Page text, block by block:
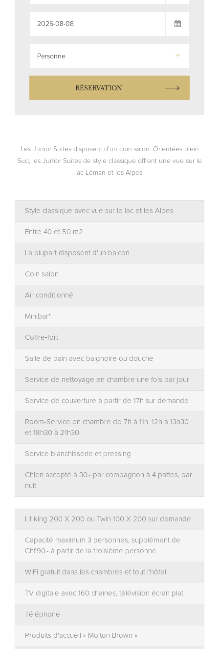
Personne
RÉSERVATION
Les Junior Suites disposent d’un coin salon. Orientées plein
Sud, les Junior Suites de style classique offrent une vue sur le
lac Léman et les Alpes.
Style classique avec vue sur le lac et les Alpes
Entre 40 et 50 m2
La plupart disposent d'un balcon
Coin salon
Air conditionné
Minibar*
Coffre‐fort
Salle de bain avec baignoire ou douche
Service de nettoyage en chambre une fois par jour
Service de couverture à partir de 17h sur demande
Room-Service en chambre de 7h à 11h, 12h à 13h30
et 18h30 à 21h30
Service blanchisserie et pressing
Chien accepté à 30.- par compagnon à 4 pattes, par
nuit
Lit king 200 X 200 ou Twin 100 X 200 sur demande
Capacité maximum 3 personnes, supplément de
Chf.90.- à partir de la troisième personne
WIFI gratuit dans les chambres et tout l'hôtel
TV digitale avec 160 chaines, télévision écran plat
Téléphone
Produits d'accueil « Molton Brown »